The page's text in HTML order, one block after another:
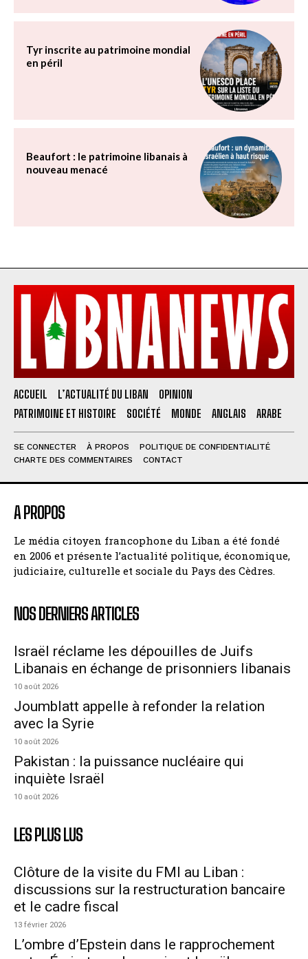
Tyr inscrite au patrimoine mondial
en péril
Beaufort : le patrimoine libanais à
nouveau menacé
ACCUEIL L’ACTUALITÉ DU LIBAN
OPINION
PATRIMOINE ET HISTOIRE
SOCIÉTÉ MONDE ANGLAIS ARABE
SE CONNECTER À PROPOS
POLITIQUE DE CONFIDENTIALITÉ
CHARTE DES COMMENTAIRES
CONTACT
A PROPOS
Le média citoyen francophone du Liban a été fondé
en 2006 et présente l’actualité politique, économique,
judiciaire, culturelle et sociale du Pays des Cèdres.
NOS DERNIERS ARTICLES
Israël réclame les dépouilles de Juifs
Libanais en échange de prisonniers libanais
10 août 2026
Joumblatt appelle à refonder la relation
avec la Syrie
10 août 2026
Pakistan : la puissance nucléaire qui
inquiète Israël
10 août 2026
LES PLUS LUS
Clôture de la visite du FMI au Liban :
discussions sur la restructuration bancaire
et le cadre fiscal
13 février 2026
L’ombre d’Epstein dans le rapprochement